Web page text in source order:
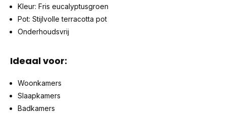
Kleur: Fris eucalyptusgroen
Pot: Stijlvolle terracotta pot
Onderhoudsvrij
Ideaal voor:
Woonkamers
Slaapkamers
Badkamers